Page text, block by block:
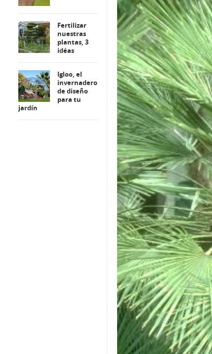
Fertilizar
nuestras
plantas, 3
idéas
Igloo, el
invernadero
de diseño
para tu
jardín